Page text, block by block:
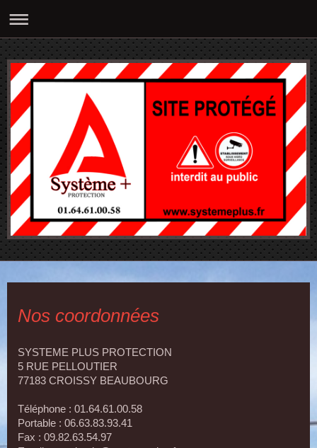
Nos coordonnées
SYSTEME PLUS PROTECTION
5 RUE PELLOUTIER
77183 CROISSY BEAUBOURG
Téléphone : 01.64.61.00.58
Portable : 06.63.83.93.41
Fax : 09.82.63.54.97